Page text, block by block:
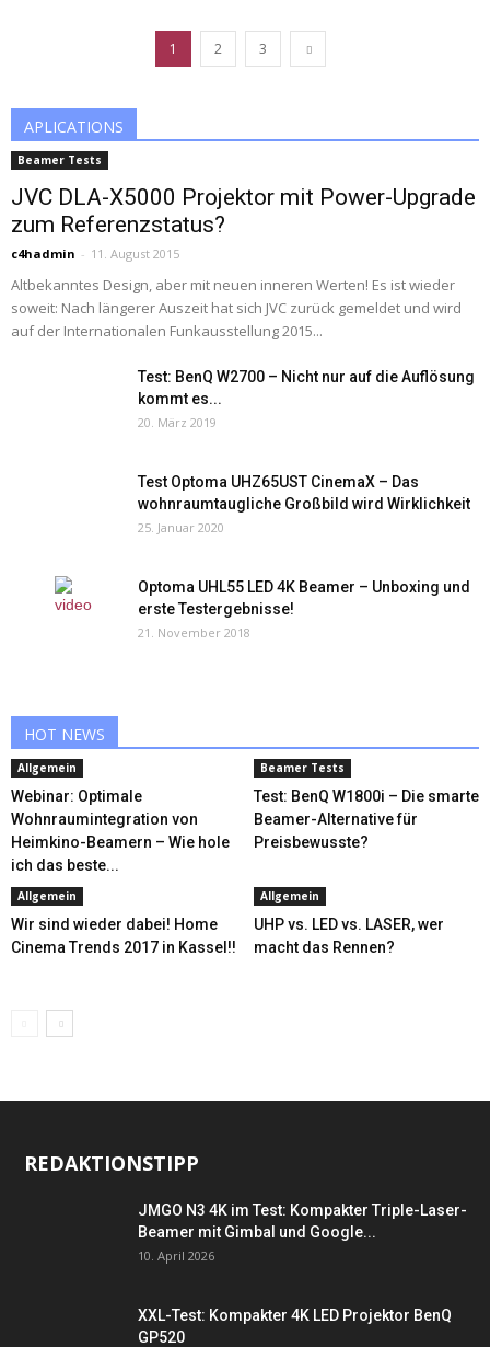
1 2 3
APLICATIONS
Beamer Tests
JVC DLA-X5000 Projektor mit Power-Upgrade
zum Referenzstatus?
c4hadmin - 11. August 2015
Altbekanntes Design, aber mit neuen inneren Werten! Es ist wieder
soweit: Nach längerer Auszeit hat sich JVC zurück gemeldet und wird
auf der Internationalen Funkausstellung 2015...
Test: BenQ W2700 – Nicht nur auf die Auflösung
kommt es...
20. März 2019
Test Optoma UHZ65UST CinemaX – Das
wohnraumtaugliche Großbild wird Wirklichkeit
25. Januar 2020
Optoma UHL55 LED 4K Beamer – Unboxing und
erste Testergebnisse!
21. November 2018
HOT NEWS
Allgemein
Webinar: Optimale
Wohnraumintegration von
Heimkino-Beamern – Wie hole
ich das beste...
Beamer Tests
Test: BenQ W1800i – Die smarte
Beamer-Alternative für
Preisbewusste?
Allgemein
Wir sind wieder dabei! Home
Cinema Trends 2017 in Kassel!!
Allgemein
UHP vs. LED vs. LASER, wer
macht das Rennen?
REDAKTIONSTIPP
JMGO N3 4K im Test: Kompakter Triple-Laser-
Beamer mit Gimbal und Google...
10. April 2026
XXL-Test: Kompakter 4K LED Projektor BenQ
GP520